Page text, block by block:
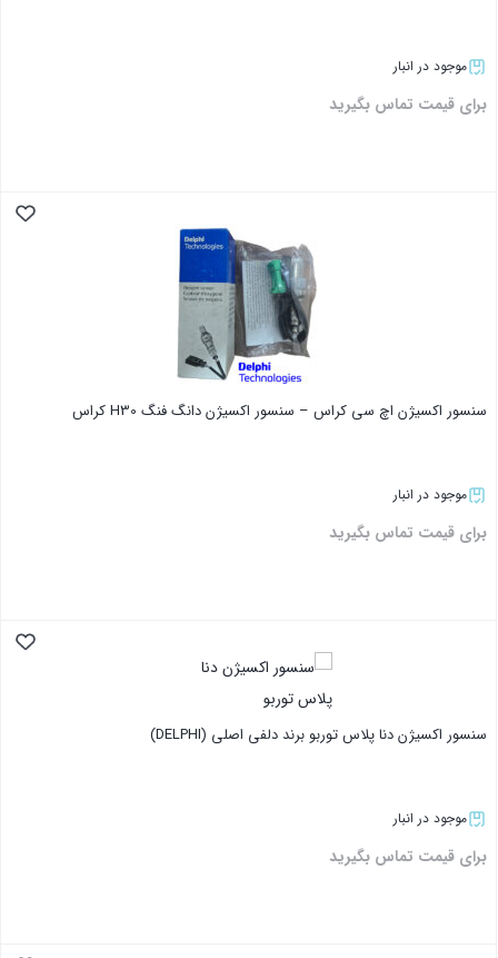
موجود در انبار
برای قیمت تماس بگیرید
سنسور اکسیژن اچ سی کراس – سنسور اکسیژن دانگ فنگ H30 کراس
موجود در انبار
برای قیمت تماس بگیرید
سنسور اکسیژن دنا پلاس توربو برند دلفی اصلی (DELPHI)
موجود در انبار
برای قیمت تماس بگیرید